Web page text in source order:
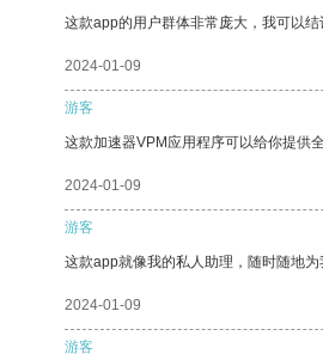
这款app的用户群体非常庞大，我可以结
2024-01-09
游客
这款加速器VPM应用程序可以给你提供
2024-01-09
游客
这款app就像我的私人助理，随时随地
2024-01-09
游客